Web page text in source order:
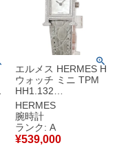
エルメス HERMES H
ウォッチ ミニ TPM
HH1.132
W057239WW00 純
正ダイヤ ホワイト シ
ェル スクエア レディ
ース 腕時計クオーツ
ホワイト 【中古】中
HERMES
腕時計
ランク: A
¥539,000